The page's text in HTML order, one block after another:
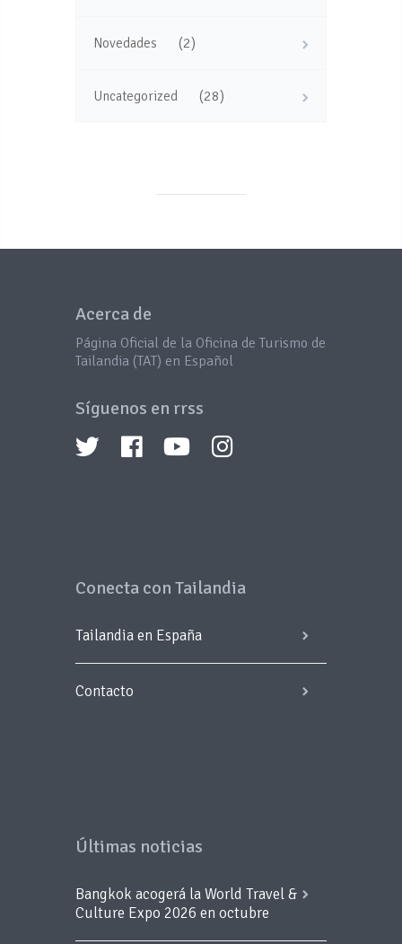
Novedades (2)
Uncategorized (28)
Acerca de
Página Oficial de la Oficina de Turismo de
Tailandia (TAT) en Español
Síguenos en rrss
Conecta con Tailandia
Tailandia en España
Contacto
Últimas noticias
Bangkok acogerá la World Travel &
Culture Expo 2026 en octubre